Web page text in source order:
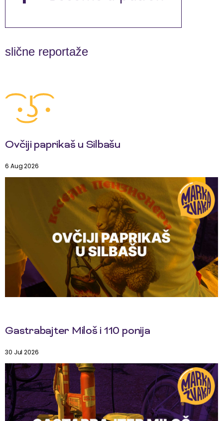
slične reportaže
Ovčiji paprikaš u Silbašu
6 Aug 2026
Gastrabajter Miloš i 110 ponija
30 Jul 2026